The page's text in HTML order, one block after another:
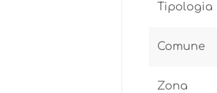
Tipologia
Comune
Zona